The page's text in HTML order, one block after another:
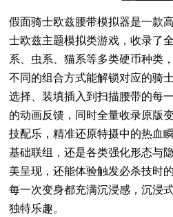
假面骑士欧兹腰带模拟器是一款
士欧兹主题模拟类游戏，收录了
系、虫系、猫系等多类硬币种类
不同的组合方式能解锁对应的骑
选择、装填插入到扫描腰带的每
的动画反馈，同时全量收录原版
技配乐，精准还原特摄中的热血
基础联组，还是各类强化形态与
美呈现，还能体验触发必杀技时
每一次变身都充满沉浸感，沉浸
独特乐趣。